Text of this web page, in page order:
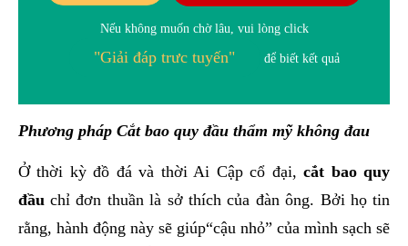
Nếu không muốn chờ lâu, vui lòng click
"Giải đáp trưc tuyến" để biết kết quả
Phương pháp Cắt bao quy đầu thẩm mỹ không đau
Ở thời kỳ đồ đá và thời Ai Cập cổ đại,cắt bao quy
đầuchỉ đơn thuần là sở thích của đàn ông. Bởi họ tin
rằng, hành động này sẽ giúp“cậu nhỏ” của mình sạch sẽ